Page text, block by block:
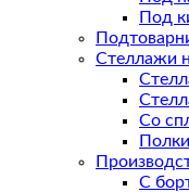
Под
Стеллажи
Со
Полки
С